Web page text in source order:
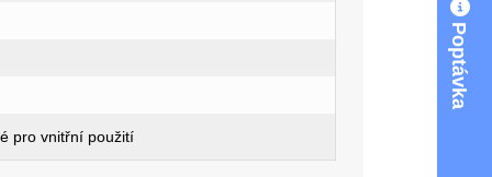
pro vnitřní použití
Poptávka